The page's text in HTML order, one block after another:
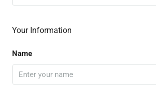
Your Information
Name